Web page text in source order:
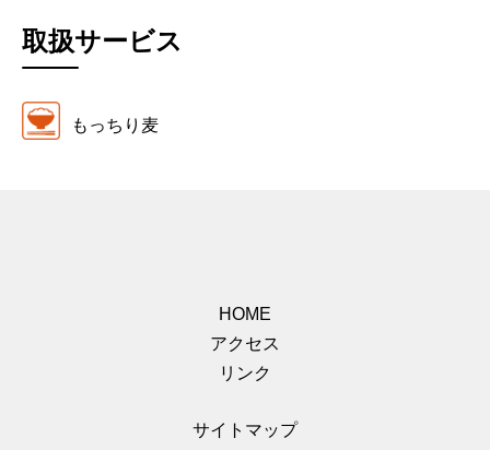
取扱サービス
もっちり麦
HOME
アクセス
リンク
サイトマップ